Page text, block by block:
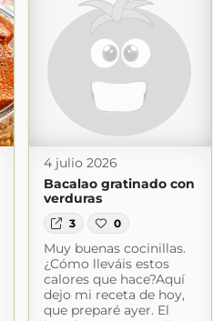
4 julio 2026
Bacalao gratinado con
verduras
3 0
Muy buenas cocinillas.
¿Cómo lleváis estos
calores que hace?Aquí
dejo mi receta de hoy,
que preparé ayer. El